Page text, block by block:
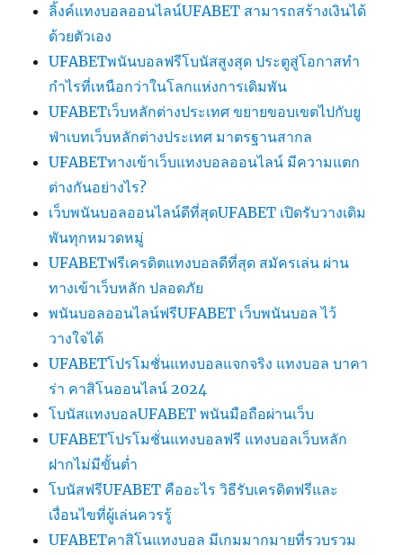
ลิ้งค์แทงบอลออนไลน์UFABET สามารถสร้างเงินได้
ด้วยตัวเอง
UFABETพนันบอลฟรีโบนัสสูงสุด ประตูสู่โอกาสทำ
กำไรที่เหนือกว่าในโลกแห่งการเดิมพัน
UFABETเว็บหลักต่างประเทศ ขยายขอบเขตไปกับยู
ฟ่าเบทเว็บหลักต่างประเทศ มาตรฐานสากล
UFABETทางเข้าเว็บแทงบอลออนไลน์ มีความแตก
ต่างกันอย่างไร?
เว็บพนันบอลออนไลน์ดีที่สุดUFABET เปิดรับวางเดิม
พันทุกหมวดหมู่
UFABETฟรีเครดิตแทงบอลดีที่สุด สมัครเล่น ผ่าน
ทางเข้าเว็บหลัก ปลอดภัย
พนันบอลออนไลน์ฟรีUFABET เว็บพนันบอล ไว้
วางใจได้
UFABETโปรโมชั่นแทงบอลแจกจริง แทงบอล บาคา
ร่า คาสิโนออนไลน์ 2024
โบนัสแทงบอลUFABET พนันมือถือผ่านเว็บ
UFABETโปรโมชั่นแทงบอลฟรี แทงบอลเว็บหลัก
ฝากไม่มีขั้นต่ำ
โบนัสฟรีUFABET คืออะไร วิธีรับเครดิตฟรีและ
เงื่อนไขที่ผู้เล่นควรรู้
UFABETคาสิโนแทงบอล มีเกมมากมายที่รวบรวม